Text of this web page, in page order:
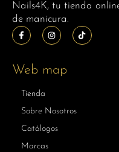
Nails4K, tu tienda
de manicura.
Web map
Tienda
Sobre Nosotros
Catálogos
Marcas